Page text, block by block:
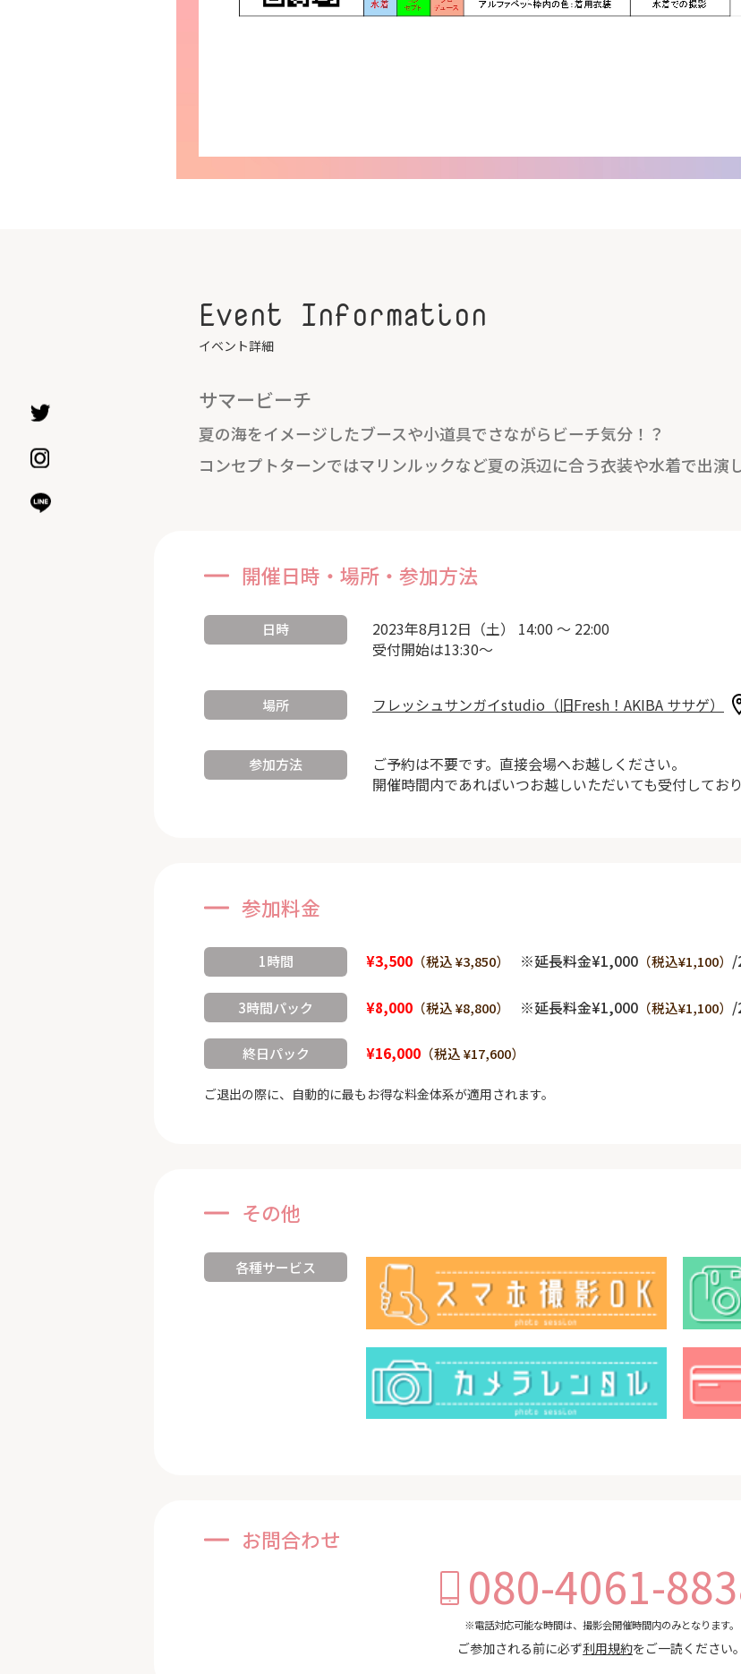
Event Information
イベント詳細
サマービーチ
夏の海をイメージしたブースや小道具でさながらビーチ気分！？
コンセプトターンではマリンルックなど夏の浜辺に合う衣装や水着で出演し
開催日時・場所・参加方法
日時
2023年8月12日（土） 14:00 ～ 22:00
受付開始は13:30～
場所 フレッシュサンガイstudio（旧Fresh！AKIBA ササゲ）
参加方法
ご予約は不要です。直接会場へお越しください。
開催時間内であればいつお越しいただいても受付しており
参加料金
1時間 ¥3,500 （税込 ¥3,850） ※延長料金¥1,000 （税込¥1,100） /
3時間パック ¥8,000 （税込 ¥8,800） ※延長料金¥1,000 （税込¥1,100） /
終日パック ¥16,000 （税込 ¥17,600）
ご退出の際に、自動的に最もお得な料金体系が適用されます。
その他
各種サービス
お問合わせ
080-4061-
※電話対応可能な時間は、撮影会開催時間内のみとなります。
ご参加される前に必ず利用規約をご一読ください。